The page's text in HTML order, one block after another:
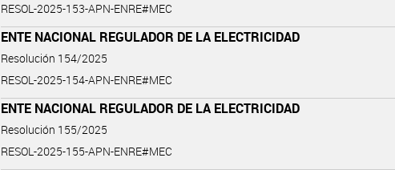
RESOL-2025-153-APN-ENRE#MEC
ENTE NACIONAL REGULADOR DE LA ELECTRICIDAD
Resolución 154/2025
RESOL-2025-154-APN-ENRE#MEC
ENTE NACIONAL REGULADOR DE LA ELECTRICIDAD
Resolución 155/2025
RESOL-2025-155-APN-ENRE#MEC